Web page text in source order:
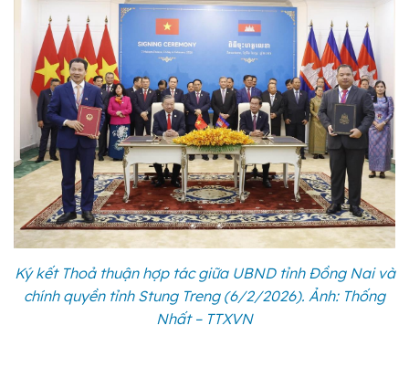
Ký kết Thoả thuận hợp tác giữa UBND tỉnh Đồng Nai và
chính quyền tỉnh Stung Treng (6/2/2026). Ảnh: Thống
Nhất – TTXVN